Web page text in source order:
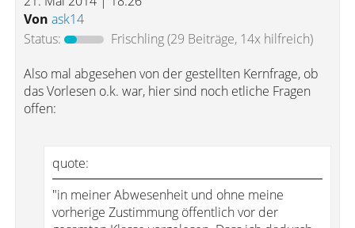
Von ask14
Status:
Frischling(29 Beiträge, 14x hilfreich)
Also mal abgesehen von der gestellten Kernfrage, ob
das Vorlesen o.k. war, hier sind noch etliche Fragen
offen:
quote:
"in meiner Abwesenheit und ohne meine
vorherige Zustimmung öffentlich vor der